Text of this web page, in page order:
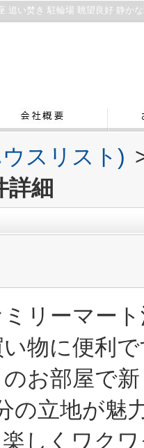
スリスト)
詳細
リーマー
物に便利
お部屋で
の立地が魅
しくワク